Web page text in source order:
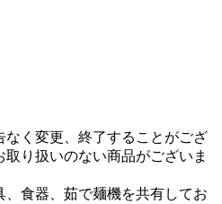
なく変更、終了することがござ
り扱いのない商品がございま
、食器、茹で麺機を共有してお